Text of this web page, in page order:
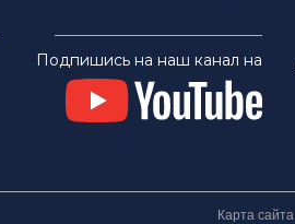
Подпишись на наш канал на
Карта сайта